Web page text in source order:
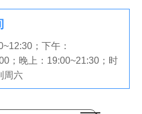
；下午：
；晚上：19:00~21:30；时
周六